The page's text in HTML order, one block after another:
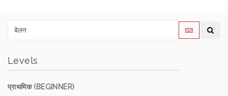
Levels
प्राथमिक (BEGINNER)